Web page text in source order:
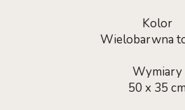
Kolor
Wielobarwna
Wymiary
50 x 35 cm